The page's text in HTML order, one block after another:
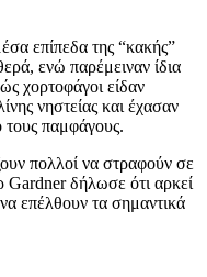
επίπεδα της “κακής”
ενώ παρέμειναν ίδια
χορτοφάγοι είδαν
νηστείας και έχασαν
παμφάγους.
πολλοί να στραφούν σε
Gardner δήλωσε ότι αρκεί
επέλθουν τα σημαντικά